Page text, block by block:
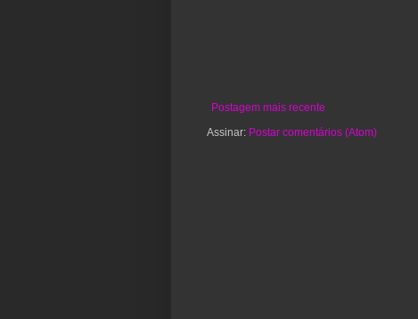
Postagem mais recente
Assinar: Postar comentários (Atom)